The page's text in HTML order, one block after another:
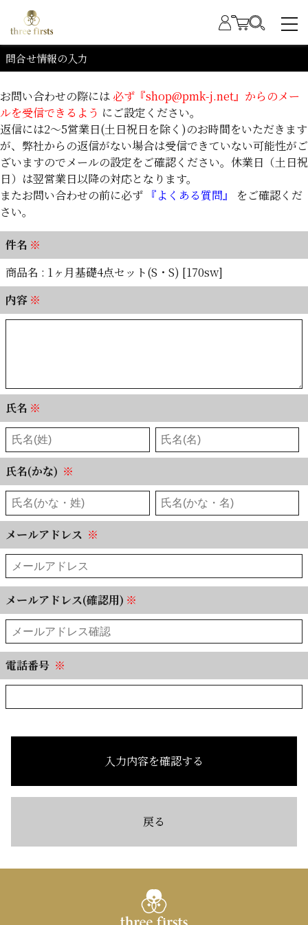
問合せ情報の入力
お問い合わせの際には 必ず『shop@pmk-j.net』からのメー
ルを受信できるよう にご設定ください。
返信には2～5営業日(土日祝日を除く)のお時間をいただきます
が、弊社からの返信がない場合は受信できていない可能性がご
ざいますのでメールの設定をご確認ください。休業日（土日祝
日）は翌営業日以降の対応となります。
またお問い合わせの前に必ず 『よくある質問』
をご確認くだ
さい。
件名 ※
商品名 : 1ヶ月基礎4点セット(S・S) [170sw]
内容 ※
氏名 ※
氏名(かな) ※
メールアドレス ※
メールアドレス(確認用) ※
電話番号 ※
入力内容を確認する
戻る